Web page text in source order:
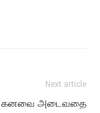
Next article
கனவை அடைவதை